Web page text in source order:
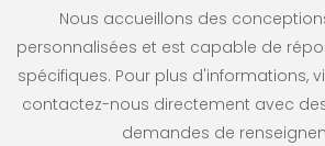
Nous accueillons des
personnalisées et est capable de
spécifiques. Pour plus d'informations,
contactez-nous directement avec
demandes de